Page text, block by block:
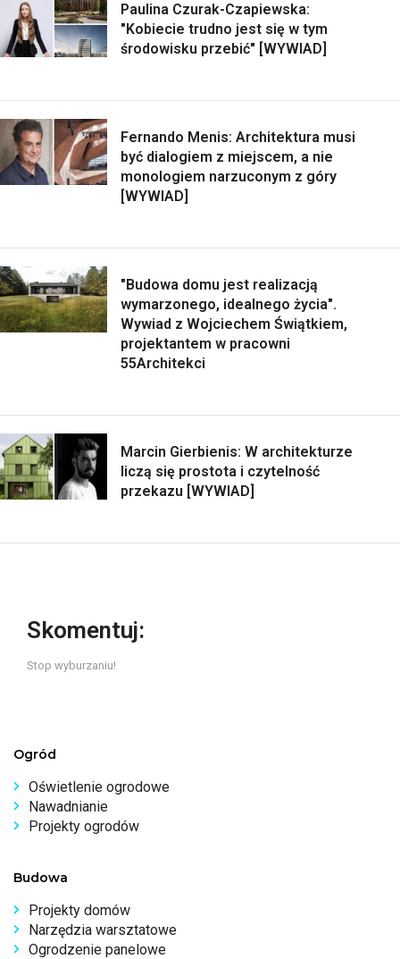
Paulina Czurak-Czapiewska:
"Kobiecie trudno jest się w tym
środowisku przebić" [WYWIAD]
Fernando Menis: Architektura musi
być dialogiem z miejscem, a nie
monologiem narzuconym z góry
[WYWIAD]
"Budowa domu jest realizacją
wymarzonego, idealnego życia".
Wywiad z Wojciechem Świątkiem,
projektantem w pracowni
55Architekci
Marcin Gierbienis: W architekturze
liczą się prostota i czytelność
przekazu [WYWIAD]
Skomentuj:
Stop wyburzaniu!
Ogród
Oświetlenie ogrodowe
Nawadnianie
Projekty ogrodów
Budowa
Projekty domów
Narzędzia warsztatowe
Ogrodzenie panelowe